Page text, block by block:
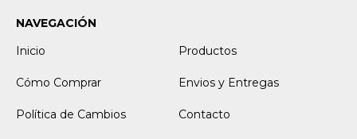
NAVEGACIÓN
Inicio
Productos
Cómo Comprar Envios y Entregas
Política de Cambios Contacto